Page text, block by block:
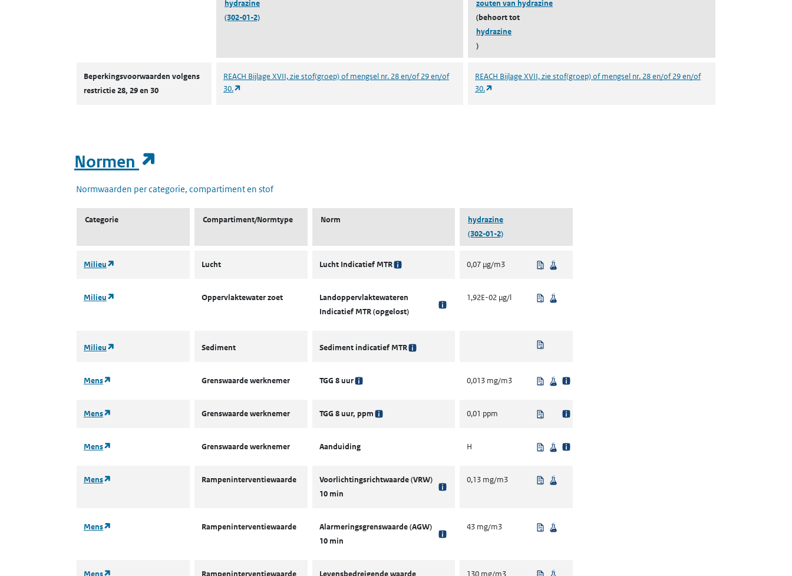
hydrazine
(302-01-2)
zouten van hydrazine
(behoort tot
hydrazine
)
Beperkingsvoorwaarden volgens
restrictie 28, 29 en 30
REACH Bijlage XVII, zie stof(groep) of mengsel nr. 28 en/of 29 en/of
30.
REACH Bijlage XVII, zie stof(groep) of mengsel nr. 28 en/of 29 en/of
30.
Normen
Normwaarden per categorie, compartiment en stof
Categorie Compartiment/Normtype Norm
hydrazine
(302-01-2)
Milieu (opent in een nieuw tabblad)
Lucht Lucht Indicatief MTR 0,07 µg/m3 Uit regelgeving
Milieu (opent in een nieuw tabblad)Oppervlaktewater zoet
Landoppervlaktewateren
Indicatief MTR (opgelost)
1,92E-02 µg/l Beleidsmatig vastgesteld
Milieu (opent in een nieuw tabblad)Sediment Sediment indicatief MTR
Mens (opent in een nieuw tabblad)Grenswaarde werknemer TGG 8 uur 0,013 mg/m3 Uit regelgeving
Wetenschappelijke bron
Mens (opent in een nieuw tabblad)Grenswaarde werknemer TGG 8 uur, ppm 0,01 ppm Uit regelgeving
Mens (opent in een nieuw tabblad)Grenswaarde werknemer Aanduiding H Uit regelgeving
Wetenschappelijke bron
Mens (opent in een nieuw tabblad)Rampeninterventiewaarde
Voorlichtingsrichtwaarde (VRW)
10 min
0,13 mg/m3 Niet beleidsmatig vastgesteld
Mens (opent in een nieuw tabblad)Rampeninterventiewaarde
Alarmeringsgrenswaarde (AGW)
10 min
43 mg/m3 Niet beleidsmatig vastgesteld
Mens (opent in een nieuw tabblad)Rampeninterventiewaarde Levensbedreigende waarde 130 mg/m3 Niet beleidsmatig vastgesteld